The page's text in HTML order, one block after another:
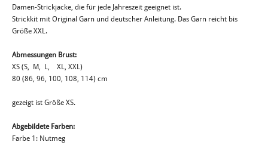
Damen-Strickjacke, die für jede Jahreszeit geeignet ist.
Strickkit mit Original Garn und deutscher Anleitung. Das Garn reicht bis
Größe XXL.
Abmessungen Brust:
XS (S, M, L, XL, XXL)
80 (86, 96, 100, 108, 114) cm
gezeigt ist Größe XS.
Abgebildete Farben:
Farbe 1: Nutmeg